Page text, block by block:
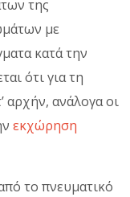
της
με
κατά την
ότι για τη
αρχήν, ανάλογα οι
εκχώρηση
το πνευματικό